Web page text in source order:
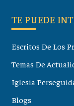
TE PUEDE
Escritos De Los
Temas De
Iglesia
Blogs